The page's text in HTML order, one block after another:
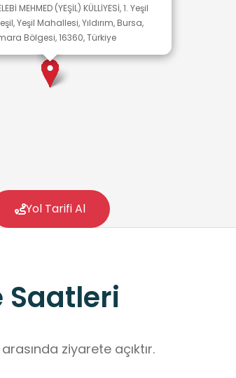
MEHMED (YEŞİL) KÜLLİYESİ, 1. Yeşil
Yeşil Mahallesi, Yıldırım, Bursa,
Bölgesi, 16360, Türkiye
Yol Tarifi Al
Saatleri
ziyarete açıktır.